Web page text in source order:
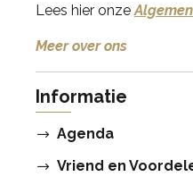
Lees hier onze
Meer over ons
Informatie
Agenda
Vriend en